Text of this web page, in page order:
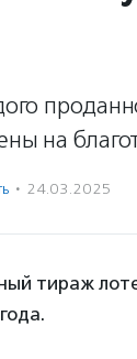
на
· 24.03.2025
тираж